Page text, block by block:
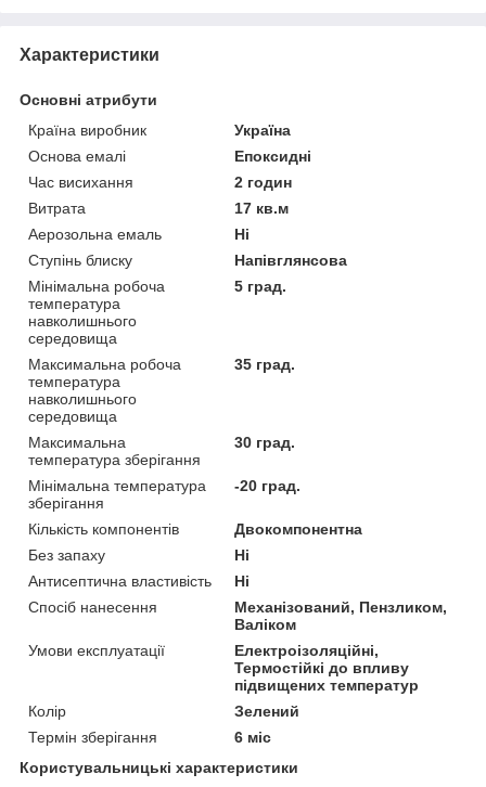
Характеристики
Основні атрибути
Країна виробник
Україна
Основа емалі
Епоксидні
Час висихання
2 годин
Витрата
17 кв.м
Аерозольна емаль
Ні
Ступінь блиску
Напівглянсова
Мінімальна робоча
температура
навколишнього
середовища
5 град.
Максимальна робоча
температура
навколишнього
середовища
35 град.
Максимальна
температура зберігання
30 град.
Мінімальна температура
зберігання
-20 град.
Кількість компонентів
Двокомпонентна
Без запаху
Ні
Антисептична властивість
Ні
Спосіб нанесення
Механізований, Пензликом,
Валіком
Умови експлуатації
Електроізоляційні,
Термостійкі до впливу
підвищених температур
Колір
Зелений
Термін зберігання
6 міс
Користувальницькі характеристики